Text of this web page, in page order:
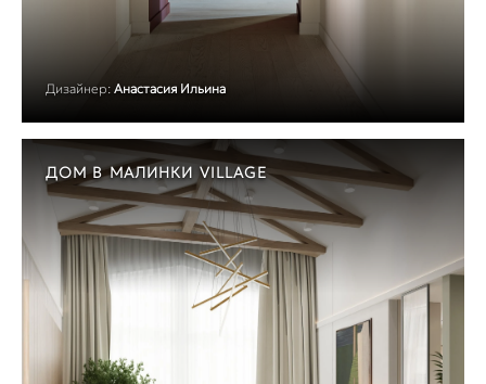
Дизайнер: Анастасия Ильина
ДОМ В МАЛИНКИ VILLAGE